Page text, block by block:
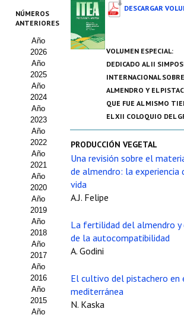
Asociación AIDA
Cincuentenario AIDA
Organigrama
Estatutos
Hacerse socio
Noticias
Galería de Fotos
Web AIDA 2.0
REVISTA ITEA
Presentación ITEA
Equipo Editorial
Leer revista ITEA
Directrices para autores/as
NÚMEROS
ANTERIORES
Año
2026
Año
2025
Año
2024
Año
2023
Año
2022
Año
2021
Año
2020
Año
2019
Año
2018
Año
2017
Año
2016
Año
2015
Año
DESCARGAR
VOLUMEN ESPECIAL:
DEDICADO AL II
INTERNACIONAL
ALMENDRO Y EL
QUE FUE AL MISMO
EL XII COLOQUIO DEL
PRODUCCIÓN VEGETAL
Una revisión sobre el
de almendro: la experiencia
vida
A.J. Felipe
La fertilidad del almendro y
de la autocompatibilidad
A. Godini
El cultivo del pistachero en
mediterránea
N. Kaska